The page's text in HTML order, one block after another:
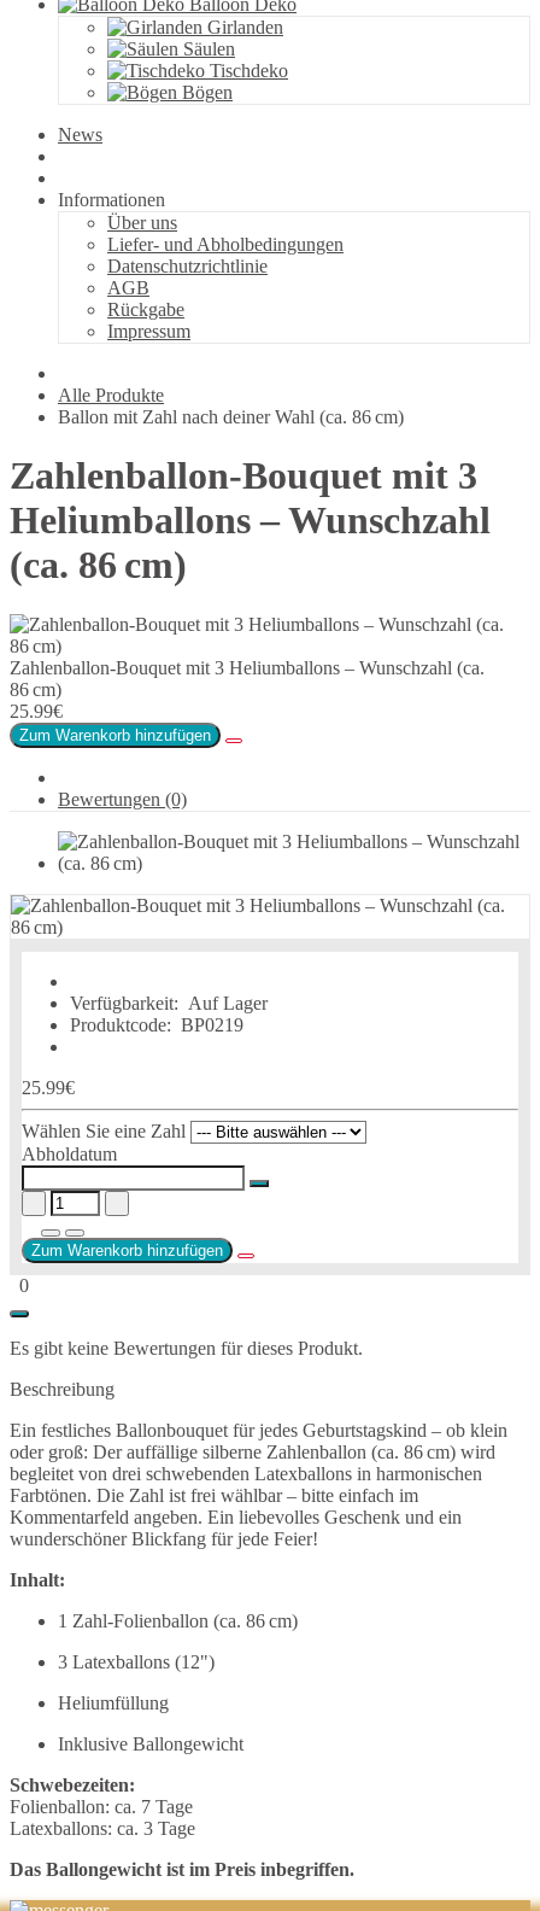
Balloon Deko
Girlanden
Säulen
Tischdeko
Bögen
News
Informationen
Über uns
Liefer- und Abholbedingungen
Datenschutzrichtlinie
AGB
Rückgabe
Impressum
Alle Produkte
Ballon mit Zahl nach deiner Wahl (ca. 86 cm)
Zahlenballon-Bouquet mit 3
Heliumballons – Wunschzahl
(ca. 86 cm)
Zahlenballon-Bouquet mit 3 Heliumballons – Wunschzahl (ca.
86 cm)
25.99€
Zum Warenkorb hinzufügen
Bewertungen (0)
Verfügbarkeit: Auf Lager
Produktcode: BP0219
25.99€
Wählen Sie eine Zahl
Abholdatum
Zum Warenkorb hinzufügen
0
Es gibt keine Bewertungen für dieses Produkt.
Beschreibung
Ein festliches Ballonbouquet für jedes Geburtstagskind – ob klein
oder groß: Der auffällige silberne Zahlenballon (ca. 86 cm) wird
begleitet von drei schwebenden Latexballons in harmonischen
Farbtönen. Die Zahl ist frei wählbar – bitte einfach im
Kommentarfeld angeben. Ein liebevolles Geschenk und ein
wunderschöner Blickfang für jede Feier!
Inhalt:
1 Zahl-Folienballon (ca. 86 cm)
3 Latexballons (12")
Heliumfüllung
Inklusive Ballongewicht
Schwebezeiten:
Folienballon: ca. 7 Tage
Latexballons: ca. 3 Tage
Das Ballongewicht ist im Preis inbegriffen.